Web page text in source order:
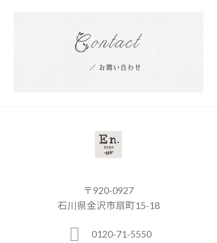
〒920-0927
石川県金沢市扇町15-18
0120-71-5550